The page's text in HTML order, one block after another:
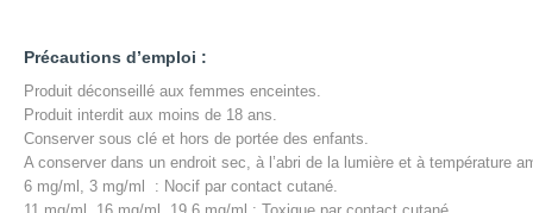
Précautions d’emploi :
Produit déconseillé aux femmes enceintes.
Produit interdit aux moins de 18 ans.
Conserver sous clé et hors de portée des enfants.
A conserver dans un endroit sec, à l’abri de la lumière et à température
6 mg/ml, 3 mg/ml
: Nocif par contact cutané.